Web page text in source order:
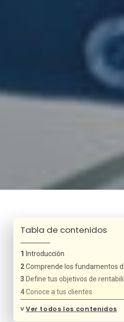
Tabla de contenidos
Introducción
Comprende los fundamentos
Define tus objetivos de
Conoce a tus clientes
˅Ver todos los contenidos